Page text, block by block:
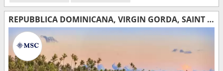
REPUBBLICA DOMINICANA, VIRGIN GORDA, SAINT MARTIN, SAN CRISTOFORO E NEVIS, ANTIGUA E BARBUDA, ARUBA, CURAÇAO, BONAIRE, GRENADA